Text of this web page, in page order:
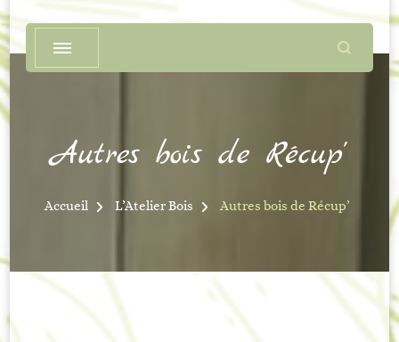
Autres bois de Récup’
Accueil L’Atelier Bois Autres bois de Récup’